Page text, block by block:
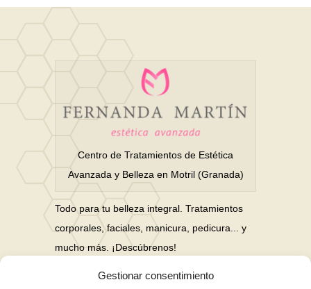
Gestionar consentimiento
Centro de Tratamientos de Estética
Avanzada y Belleza en Motril (Granada)
Todo para tu belleza integral. Tratamientos
corporales, faciales, manicura, pedicura... y
mucho más. ¡Descúbrenos!
Nuestras Redes Sociales